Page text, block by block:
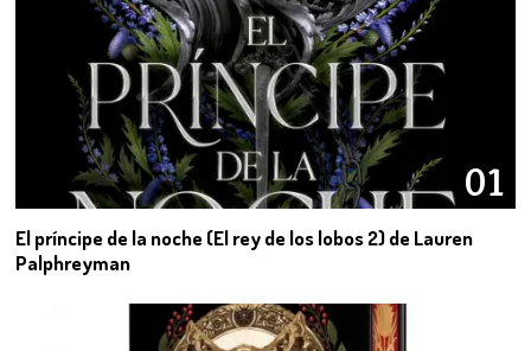
01
El príncipe de la noche (El rey de los lobos 2) de Lauren
Palphreyman